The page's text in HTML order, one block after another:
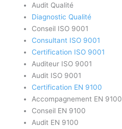
Audit Qualité
Diagnostic Qualité
Conseil ISO 9001
Consultant ISO 9001
Certification ISO 9001
Auditeur ISO 9001
Audit ISO 9001
Certification EN 9100
Accompagnement EN 9100
Conseil EN 9100
Audit EN 9100